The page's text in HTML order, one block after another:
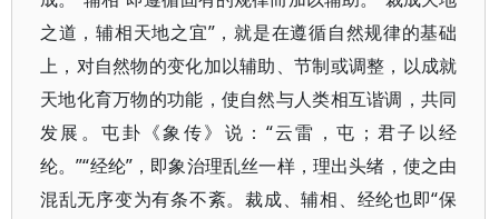
之道，辅相天地之宜”，就是在遵循自然规律的基础
上，对自然物的变化加以辅助、节制或调整，以成就
天地化育万物的功能，使自然与人类相互谐调，共同
发展。屯卦《象传》说：“云雷，屯；君子以经
纶。”“经纶”，即象治理乱丝一样，理出头绪，使之由
混乱无序变为有条不紊。裁成、辅相、经纶也即“保